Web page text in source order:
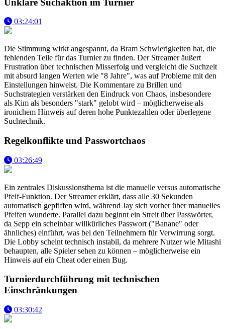
03:24:01
Die Stimmung wirkt angespannt, da Bram Schwierigkeiten hat, die
fehlenden Teile für das Turnier zu finden. Der Streamer äußert
Frustration über technischen Misserfolg und vergleicht die Suchzeit
mit absurd langen Werten wie "8 Jahre", was auf Probleme mit den
Einstellungen hinweist. Die Kommentare zu Brillen und
Suchstrategien verstärken den Eindruck von Chaos, insbesondere
als Kim als besonders "stark" gelobt wird – möglicherweise als
ironichem Hinweis auf deren hohe Punktezahlen oder überlegene
Suchtechnik.
Regelkonflikte und Passwortchaos
03:26:49
Ein zentrales Diskussionsthema ist die manuelle versus automatische
Pfeif-Funktion. Der Streamer erklärt, dass alle 30 Sekunden
automatisch gepfiffen wird, während Jay sich vorher über manuelles
Pfeifen wunderte. Parallel dazu beginnt ein Streit über Passwörter,
da Sepp ein scheinbar willkürliches Passwort ("Banane" oder
ähnliches) einführt, was bei den Teilnehmern für Verwirrung sorgt.
Die Lobby scheint technisch instabil, da mehrere Nutzer wie Mitashi
behaupten, alle Spieler sehen zu können – möglicherweise ein
Hinweis auf ein Cheat oder einen Bug.
Turnierdurchführung mit technischen
Einschränkungen
03:30:42